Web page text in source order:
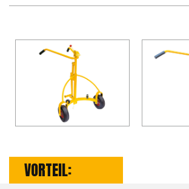
VORTEIL: